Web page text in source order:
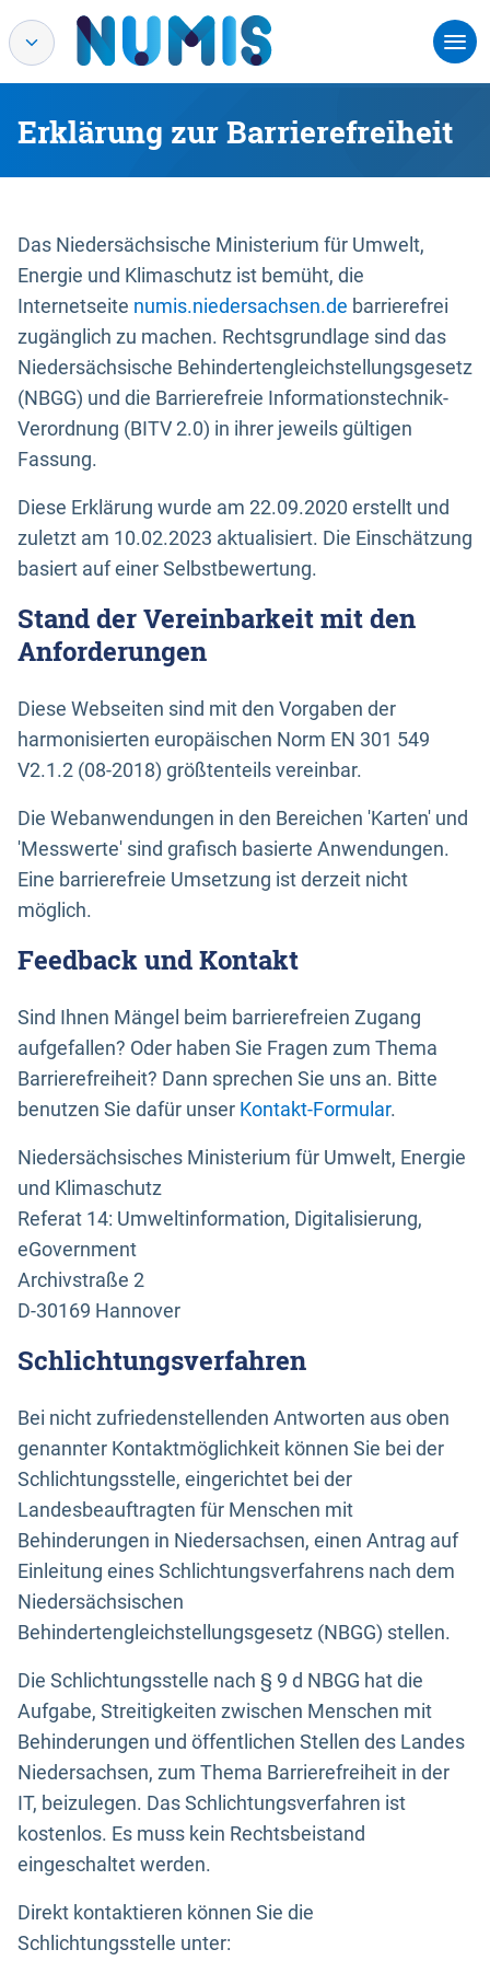
Erklärung zur Barrierefreiheit
Das Niedersächsische Ministerium für Umwelt,
Energie und Klimaschutz ist bemüht, die
Internetseite numis.niedersachsen.de barrierefrei
zugänglich zu machen. Rechtsgrundlage sind das
Niedersächsische Behindertengleichstellungsgesetz
(NBGG) und die Barrierefreie Informationstechnik-
Verordnung (BITV 2.0) in ihrer jeweils gültigen
Fassung.
Diese Erklärung wurde am 22.09.2020 erstellt und
zuletzt am 10.02.2023 aktualisiert. Die Einschätzung
basiert auf einer Selbstbewertung.
Stand der Vereinbarkeit mit den
Anforderungen
Diese Webseiten sind mit den Vorgaben der
harmonisierten europäischen Norm EN 301 549
V2.1.2 (08-2018) größtenteils vereinbar.
Die Webanwendungen in den Bereichen 'Karten' und
'Messwerte' sind grafisch basierte Anwendungen.
Eine barrierefreie Umsetzung ist derzeit nicht
möglich.
Feedback und Kontakt
Sind Ihnen Mängel beim barrierefreien Zugang
aufgefallen? Oder haben Sie Fragen zum Thema
Barrierefreiheit? Dann sprechen Sie uns an. Bitte
benutzen Sie dafür unser Kontakt-Formular.
Niedersächsisches Ministerium für Umwelt, Energie
und Klimaschutz
Referat 14: Umweltinformation, Digitalisierung,
eGovernment
Archivstraße 2
D-30169 Hannover
Schlichtungsverfahren
Bei nicht zufriedenstellenden Antworten aus oben
genannter Kontaktmöglichkeit können Sie bei der
Schlichtungsstelle, eingerichtet bei der
Landesbeauftragten für Menschen mit
Behinderungen in Niedersachsen, einen Antrag auf
Einleitung eines Schlichtungsverfahrens nach dem
Niedersächsischen
Behindertengleichstellungsgesetz (NBGG) stellen.
Die Schlichtungsstelle nach § 9 d NBGG hat die
Aufgabe, Streitigkeiten zwischen Menschen mit
Behinderungen und öffentlichen Stellen des Landes
Niedersachsen, zum Thema Barrierefreiheit in der
IT, beizulegen. Das Schlichtungsverfahren ist
kostenlos. Es muss kein Rechtsbeistand
eingeschaltet werden.
Direkt kontaktieren können Sie die
Schlichtungsstelle unter: